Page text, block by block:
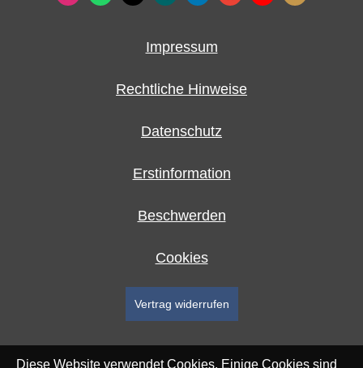
Impressum
Rechtliche Hinweise
Datenschutz
Erstinformation
Beschwerden
Cookies
Vertrag widerrufen
Diese Website verwendet Cookies. Einige Cookies sind